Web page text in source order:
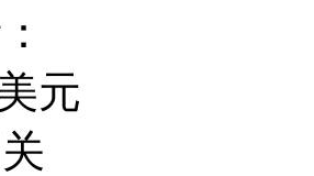
鲁 大学的企管
此。
众多杰出的校
元